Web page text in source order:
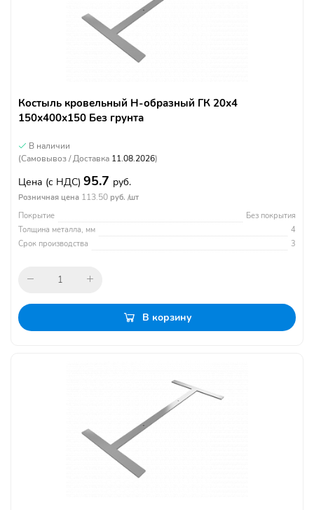
Костыль кровельный Н-образный ГК 20х4
150х400х150 Без грунта
В наличии
(Самовывоз / Доставка 11.08.2026)
Цена (с НДС) 95.7 руб.
Розничная цена 113.50 руб. /шт
Покрытие
Без покрытия
Толщина металла, мм
4
Срок производства
3
В корзину